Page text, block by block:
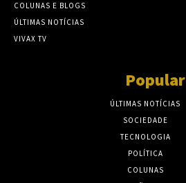
COLUNAS E BLOGS
ÚLTIMAS NOTÍCIAS
VIVAX TV
Popular
ÚLTIMAS NOTÍCIAS
SOCIEDADE
TECNOLOGIA
POLÍTICA
COLUNAS